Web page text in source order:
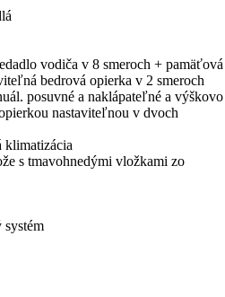
vodiča v 8 smeroch + pamäťová
bedrová opierka v 2 smeroch
posuvné a naklápateľné a výškovo
nastaviteľnou v dvoch
klimatizácia
s tmavohnedými vložkami zo